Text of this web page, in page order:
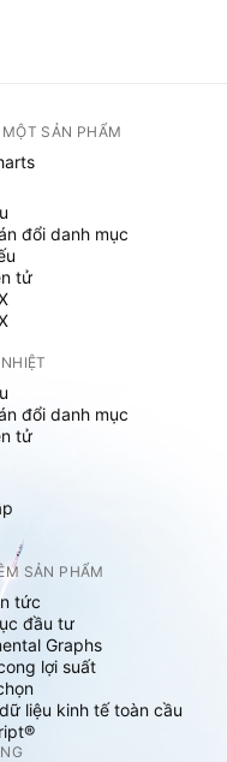
SẢN PHẨM
đổi danh mục
tử
đổi danh mục
tử
SẢN PHẨM
tức
đầu tư
Graphs
lợi suất
liệu kinh tế toàn cầu